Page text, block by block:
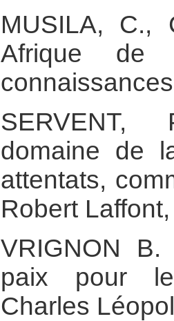
MUSILA, C.,
Afrique de
domaine de
attentats,
Robert
VRIGNON
paix pour
Charles